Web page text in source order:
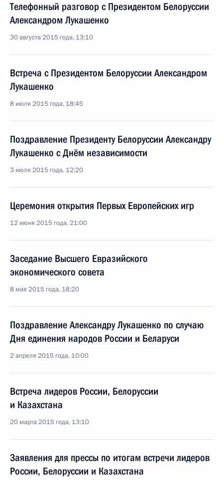
Телефонный разговор с Президентом Белоруссии
Александром Лукашенко
30 августа 2015 года, 13:10
Встреча с Президентом Белоруссии Александром
Лукашенко
8 июля 2015 года, 18:45
Поздравление Президенту Белоруссии Александру
Лукашенко с Днём независимости
3 июля 2015 года, 12:20
Церемония открытия Первых Европейских игр
12 июня 2015 года, 21:00
Заседание Высшего Евразийского
экономического совета
8 мая 2015 года, 18:20
Поздравление Александру Лукашенко по случаю
Дня единения народов России и Беларуси
2 апреля 2015 года, 10:00
Встреча лидеров России, Белоруссии
и Казахстана
20 марта 2015 года, 13:10
Заявления для прессы по итогам встречи лидеров
России, Белоруссии и Казахстана